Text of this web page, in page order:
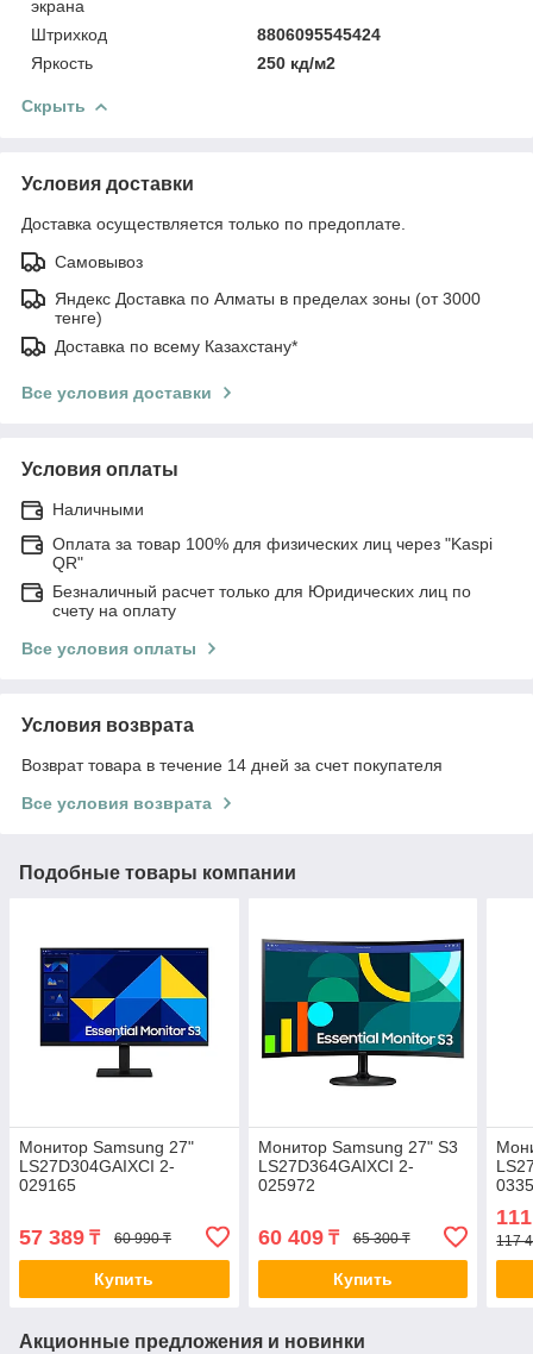
экрана
Штрихкод
8806095545424
Яркость
250 кд/м2
Скрыть
Условия доставки
Доставка осуществляется только по предоплате.
Самовывоз
Яндекс Доставка по Алматы в пределах зоны (от 3000
тенге)
Доставка по всему Казахстану*
Все условия доставки
Условия оплаты
Наличными
Оплата за товар 100% для физических лиц через "Kaspi
QR"
Безналичный расчет только для Юридических лиц по
счету на оплату
Все условия оплаты
Условия возврата
Возврат товара в течение 14 дней за счет покупателя
Все условия возврата
Подобные товары компании
Монитор Samsung 27"
LS27D304GAIXCI 2-
029165
57 389 ₸ 60 990 ₸
Купить
Монитор Samsung 27" S3
LS27D364GAIXCI 2-
025972
60 409₸ 65 300 ₸
Купить
117
Акционные предложения и новинки